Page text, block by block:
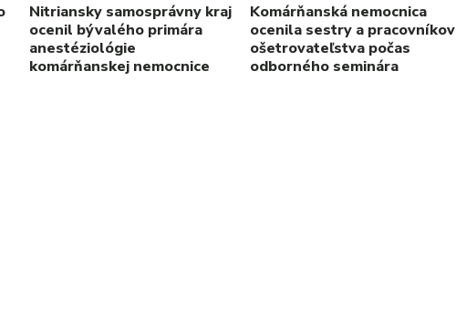
Nitriansky samosprávny kraj
ocenil bývalého primára
anestéziológie
komárňanskej nemocnice
Komárňanská nemocnica
ocenila sestry a pracovníkov
ošetrovateľstva počas
odborného seminára